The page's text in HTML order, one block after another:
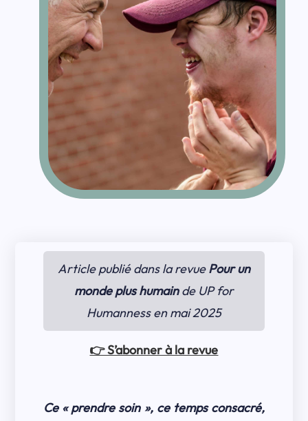
Article publié dans la revuePour un
monde plus humain de UP for
Humanness en mai 2025
👉 S’abonner à la revue
Ce « prendre soin », ce temps consacré,